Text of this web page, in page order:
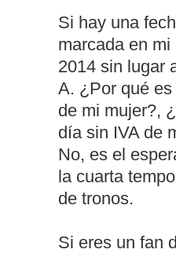
Si hay una
marcada en
2014 sin lugar
A. ¿Por qué
de mi mujer?,
día sin IVA de
No, es el
la cuarta
de tronos.
Si eres un fan